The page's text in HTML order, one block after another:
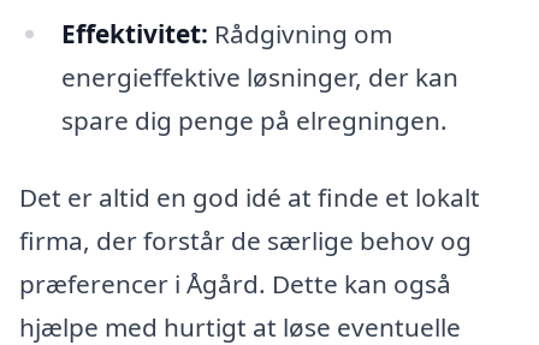
Effektivitet: Rådgivning om
energieffektive løsninger, der kan
spare dig penge på elregningen.
Det er altid en god idé at finde et lokalt
firma, der forstår de særlige behov og
præferencer i Ågård. Dette kan også
hjælpe med hurtigt at løse eventuelle